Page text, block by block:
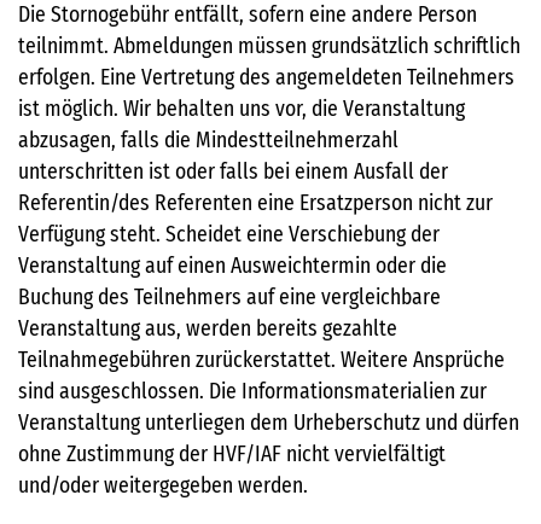
Die Stornogebühr entfällt, sofern eine andere Person
teilnimmt. Abmeldungen müssen grundsätzlich schriftlich
erfolgen. Eine Vertretung des angemeldeten Teilnehmers
ist möglich. Wir behalten uns vor, die Veranstaltung
abzusagen, falls die Mindestteilnehmerzahl
unterschritten ist oder falls bei einem Ausfall der
Referentin/des Referenten eine Ersatzperson nicht zur
Verfügung steht. Scheidet eine Verschiebung der
Veranstaltung auf einen Ausweichtermin oder die
Buchung des Teilnehmers auf eine vergleichbare
Veranstaltung aus, werden bereits gezahlte
Teilnahmegebühren zurückerstattet. Weitere Ansprüche
sind ausgeschlossen. Die Informationsmaterialien zur
Veranstaltung unterliegen dem Urheberschutz und dürfen
ohne Zustimmung der HVF/IAF nicht vervielfältigt
und/oder weitergegeben werden.